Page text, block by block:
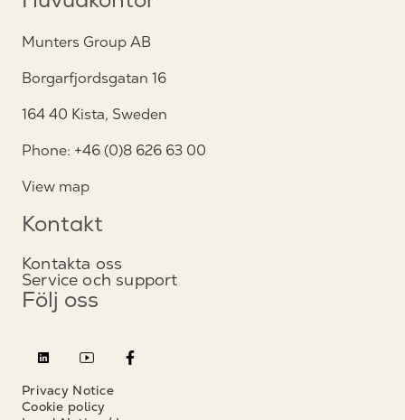
Munters Group AB
Borgarfjordsgatan 16
164 40 Kista, Sweden
Phone: +46 (0)8 626 63 00
View map
Kontakt
Kontakta oss
Service och support
Följ oss
Privacy Notice
Cookie policy